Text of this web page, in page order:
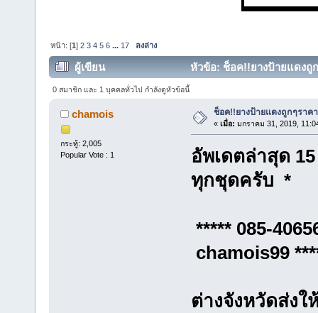
หน้า: [1]2 3 4 5 6 ... 17 ลงล่าง
ผู้เขียน หัวข้อ: ช็อค!!ยางป้ายแดงถู
0 สมาชิก และ 1 บุคคลทั่วไป กำลังดูหัวข้อนี้
chamois
กระทู้: 2,005
Popular Vote : 1
ช็อค!!ยางป้ายแดงถูกๆราค
« เมื่อ: มกราคม 31, 2019,
อัพเดตล่าสุด
ทุกชุดครับ *
***** 085-
chamois99
ต่างจังหวัดส่ง